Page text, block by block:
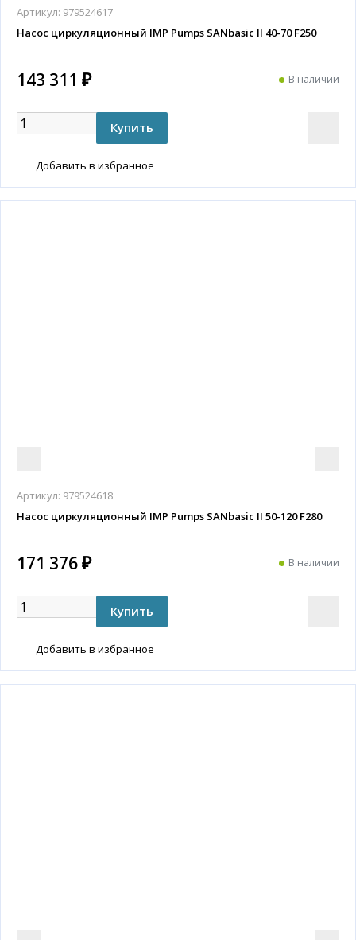
Артикул: 979524617
Насос циркуляционный IMP Pumps SANbasic II 40-70 F250
143 311 ₽ В наличии
Добавить в избранное
Артикул: 979524618
Насос циркуляционный IMP Pumps SANbasic II 50-120 F280
171 376 ₽ В наличии
Добавить в избранное